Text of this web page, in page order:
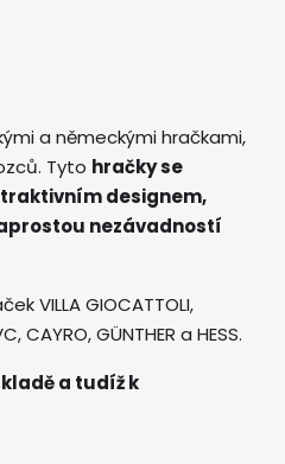
a německými hračkami,
Tyto hračky se
designem,
nezávadností
VILLA GIOCATTOLI,
CAYRO, GÜNTHER a HESS.
a tudíž k